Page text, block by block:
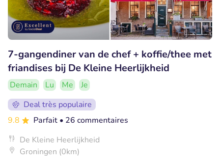
7-gangendiner van de chef + koffie/thee met
friandises bij De Kleine Heerlijkheid
Demain Lu Me
Je
Deal très populaire
9.8
Parfait • 26 commentaires
De Kleine Heerlijkheid
Groningen (0km)